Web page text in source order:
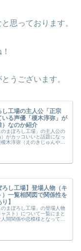
思っております。
うございます。
工場の主人公「正宗
いる声優「榎木淳弥」が
）なのか紹介
まぼろし工場」の主人公の
がカッコいいと話題になっ
木淳弥（えのきじゅんや）
。
ろし工場】登場人物（キ
一覧相関図で関係性を
】
まぼろし工場」の登場人物
スト）について一覧にまと
間関係や恋模様となってい
や友人関係についてもまと